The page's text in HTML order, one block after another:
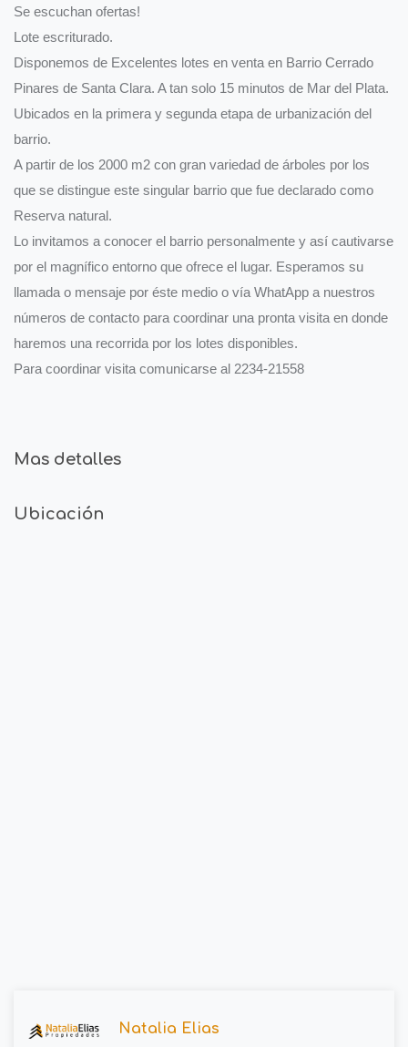
Se escuchan ofertas!
Lote escriturado.
Disponemos de Excelentes lotes en venta en Barrio Cerrado
Pinares de Santa Clara. A tan solo 15 minutos de Mar del Plata.
Ubicados en la primera y segunda etapa de urbanización del
barrio.
A partir de los 2000 m2 con gran variedad de árboles por los
que se distingue este singular barrio que fue declarado como
Reserva natural.
Lo invitamos a conocer el barrio personalmente y así cautivarse
por el magnífico entorno que ofrece el lugar. Esperamos su
llamada o mensaje por éste medio o vía WhatApp a nuestros
números de contacto para coordinar una pronta visita en donde
haremos una recorrida por los lotes disponibles.
Para coordinar visita comunicarse al 2234-21558
Mas detalles
Ubicación
Natalia Elias